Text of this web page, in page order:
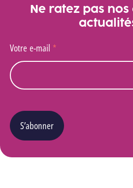
Ne ratez pas
Votre e-mail *
S’abonner